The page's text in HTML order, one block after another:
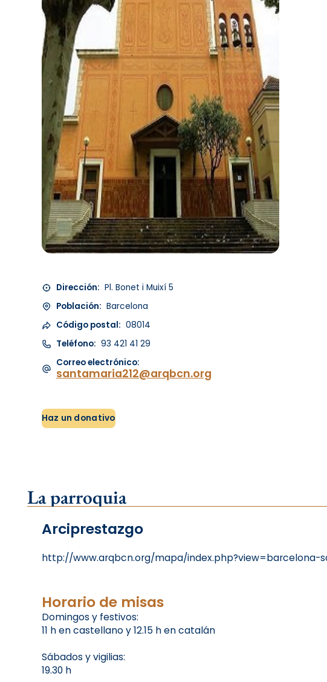
Dirección: Pl. Bonet i Muixí 5
Población: Barcelona
Código postal: 08014
Teléfono: 93 421 41 29
Correo electrónico:
santamaria212@arqbcn.org
Haz un donativo
La parroquia
Arciprestazgo
http://www.arqbcn.org/mapa/
Horario de misas
Domingos y festivos:
11 h en castellano y 12.15 h en catalán
Sábados y vigilias:
19.30 h